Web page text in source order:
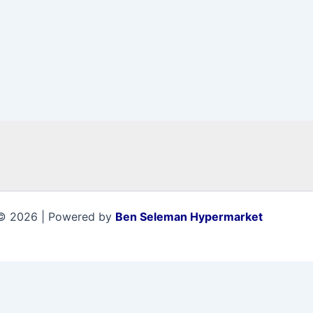
2026 | Powered by Ben Seleman Hypermarket